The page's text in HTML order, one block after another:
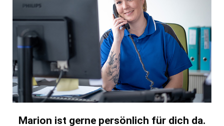
Marion ist gerne persönlich für dich da.